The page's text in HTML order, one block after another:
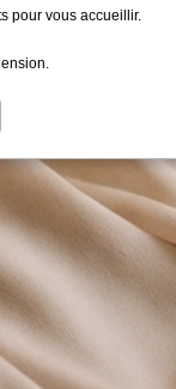
pour vous accueillir.